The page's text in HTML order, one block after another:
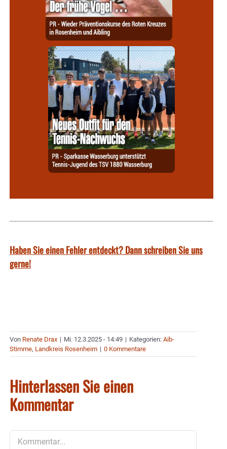
Haben Sie einen Fehler entdeckt? Dann schreiben Sie uns
gerne!
Von Renate Drax | Mi. 12.3.2025 - 14:49 | Kategorien: Aib-
Stimme, Landkreis Rosenheim | 0 Kommentare
Hinterlassen Sie einen
Kommentar